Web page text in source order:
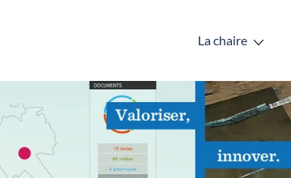
La chaire